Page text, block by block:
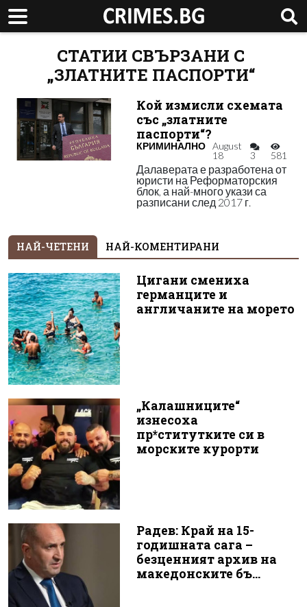
СТАТИИ СВЪРЗАНИ С
„ЗЛАТНИТЕ ПАСПОРТИ“
Кой измисли схемата
със „златните
паспорти“?
КРИМИНАЛНО
August
18
3 581
Далаверата е разработена от
юристи на Реформаторския
блок, а най-много укази са
разписани след 2017 г.
НАЙ-ЧЕТЕНИ НАЙ-КОМЕНТИРАНИ
Цигани смениха
германците и
англичаните на морето
„Калашниците“
изнесоха
пр*ститутките си в
морските курорти
Радев: Край на 15-
годишната сага –
безценният архив на
македонските бъ...